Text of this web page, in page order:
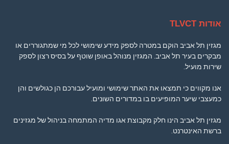
אודות TLVCT
מגזין תל אביב הוקם במטרה לספק מידע שימושי לכל מי שמתגוררים או
מבקרים בעיר תל אביב. המגזין מנוהל באופן שוטף על בסיס רצון לספק
שירות מועיל.
אנו מקווים כי תמצאו את האתר שימושי ומועיל עבורכם הן כגולשים והן
כמעצבי שיער המופיעים בו במדורים השונים.
מגזין תל אביב הינו חלק מקבוצת אגו מדיה המתמחה בניהול של מגזינים
ברשת האינטרנט.